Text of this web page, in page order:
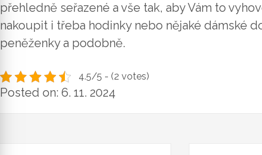
přehledně seřazené a vše tak, aby Vám to
nakoupit i třeba hodinky nebo nějaké dámské
peněženky a podobně.
4.5/5 - (2 votes)
Posted on: 6. 11. 2024